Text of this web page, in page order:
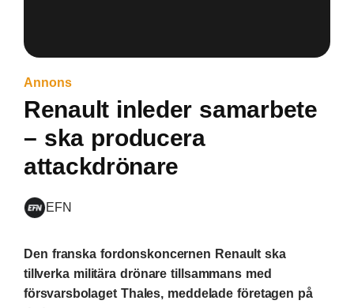
Annons
Renault inleder samarbete
– ska producera
attackdrönare
EFN
Den franska fordonskoncernen Renault ska
tillverka militära drönare tillsammans med
försvarsbolaget Thales, meddelade företagen på